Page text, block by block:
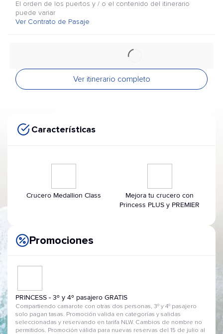
El orden de los puertos y / o el contenido del itinerario
puede variar
Ver Contrato de Pasaje
Ver itinerario completo
Características
Crucero Medallion Class
Mejora tu crucero con
Princess PLUS y PREMIER
Promociones
PRINCESS - 3º y 4º pasajero GRATIS
Compartiendo camarote con otras dos personas, 3º y 4º pasajero
solo pagan tasas. Promoción valida en categorías y salidas
seleccionadas y reservando en tarifa NLW. Cambios de nombre no
permitidos. Promoción válida para nuevas reservas del 15 de julio al